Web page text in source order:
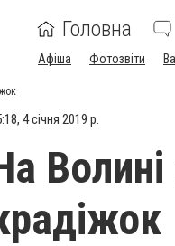
Головна
Афіша Фотозвіти
4 січня 2019 р.